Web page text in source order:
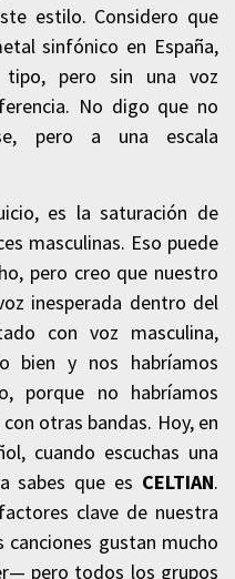
estilo. Considero que
sinfónico en España,
tipo, pero sin una voz
No digo que no
pero a una escala
es la saturación de
masculinas. Eso puede
pero creo que nuestro
inesperada dentro del
con voz masculina,
bien y nos habríamos
porque no habríamos
otras bandas. Hoy, en
cuando escuchas una
sabes que es CELTIAN.
clave de nuestra
gustan mucho
pero todos los grupos